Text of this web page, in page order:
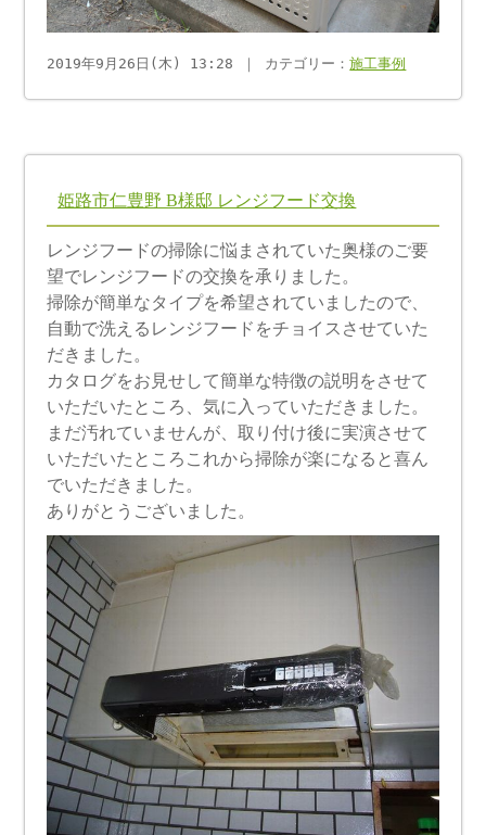
2019年9月26日(木) 13:28 ｜ カテゴリー：施工事例
姫路市仁豊野 B様邸 レンジフード交換
レンジフードの掃除に悩まされていた奥様のご要
望でレンジフードの交換を承りました。
掃除が簡単なタイプを希望されていましたので、
自動で洗えるレンジフードをチョイスさせていた
だきました。
カタログをお見せして簡単な特徴の説明をさせて
いただいたところ、気に入っていただきました。
まだ汚れていませんが、取り付け後に実演させて
いただいたところこれから掃除が楽になると喜ん
でいただきました。
ありがとうございました。